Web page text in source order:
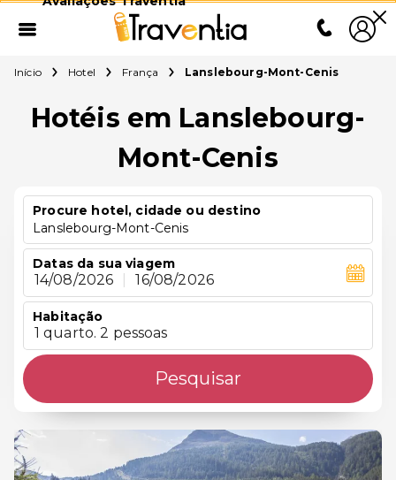
Início Hotel França Lanslebourg-Mont-Cenis
Hotéis em Lanslebourg-
Mont-Cenis
Procure hotel, cidade ou destino
Lanslebourg-Mont-Cenis
Datas da sua viagem
14/08/2026 16/08/2026
Habitação
1 quarto. 2 pessoas
Pesquisar